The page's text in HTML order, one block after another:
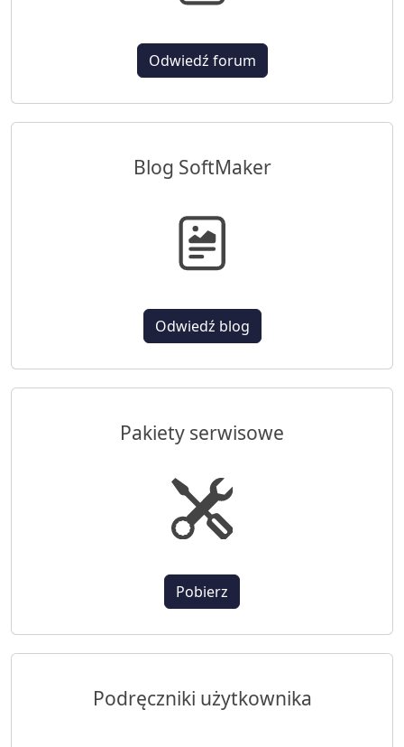
Odwiedź forum
Blog SoftMaker
Odwiedź blog
Pakiety serwisowe
Pobierz
Podręczniki użytkownika